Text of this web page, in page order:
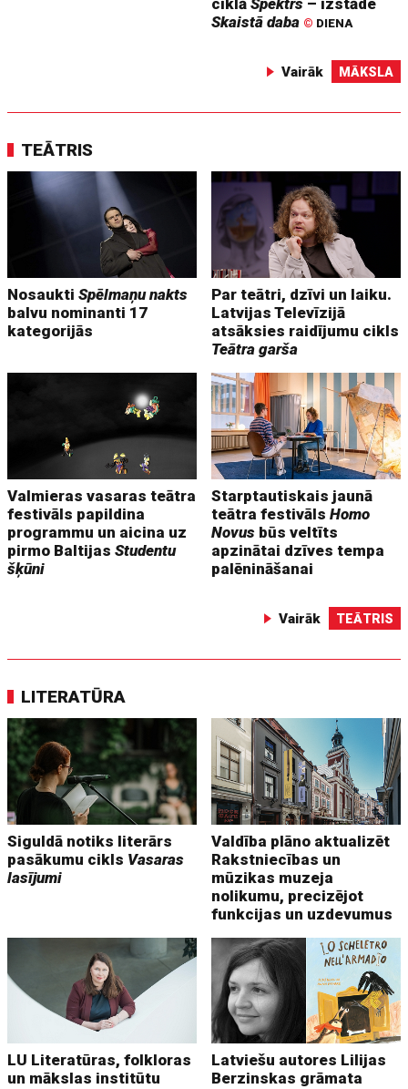
Skaistā daba © DIENA
Vairāk MĀKSLA
TEĀTRIS
NosauktiSpēlmaņu nakts
balvu nominanti 17
kategorijās
Par teātri, dzīvi un laiku.
Latvijas Televīzijā
atsāksies raidījumu cikls
Teātra garša
Valmieras vasaras teātra
festivāls papildina
programmu un aicina uz
pirmo BaltijasStudentu
šķūni
Starptautiskais jaunā
teātra festivālsHomo
Novus būs veltīts
apzinātai dzīves tempa
palēnināšanai
Vairāk TEĀTRIS
LITERATŪRA
Siguldā notiks literārs
pasākumu cikls Vasaras
lasījumi
Valdība plāno aktualizēt
Rakstniecības un
mūzikas muzeja
nolikumu, precizējot
funkcijas un uzdevumus
LU Literatūras, folkloras
un mākslas institūtu
Latviešu autores Lilijas
Berzinskas grāmata